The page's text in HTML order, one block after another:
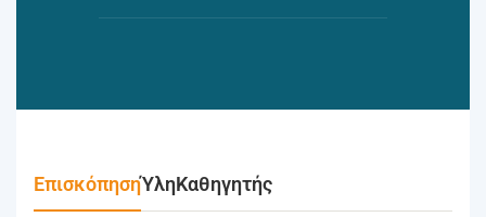
ΕπισκόπησηΎληΚαθηγητής